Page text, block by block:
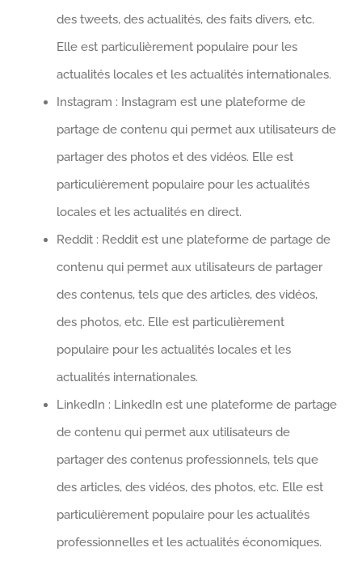
des tweets, des actualités, des faits divers, etc.
Elle est particulièrement populaire pour les
actualités locales et les actualités internationales.
Instagram : Instagram est une plateforme de
partage de contenu qui permet aux utilisateurs de
partager des photos et des vidéos. Elle est
particulièrement populaire pour les actualités
locales et les actualités en direct.
Reddit : Reddit est une plateforme de partage de
contenu qui permet aux utilisateurs de partager
des contenus, tels que des articles, des vidéos,
des photos, etc. Elle est particulièrement
populaire pour les actualités locales et les
actualités internationales.
LinkedIn : LinkedIn est une plateforme de partage
de contenu qui permet aux utilisateurs de
partager des contenus professionnels, tels que
des articles, des vidéos, des photos, etc. Elle est
particulièrement populaire pour les actualités
professionnelles et les actualités économiques.